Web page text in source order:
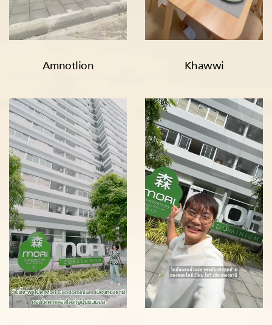
Amnotlion Khawwi